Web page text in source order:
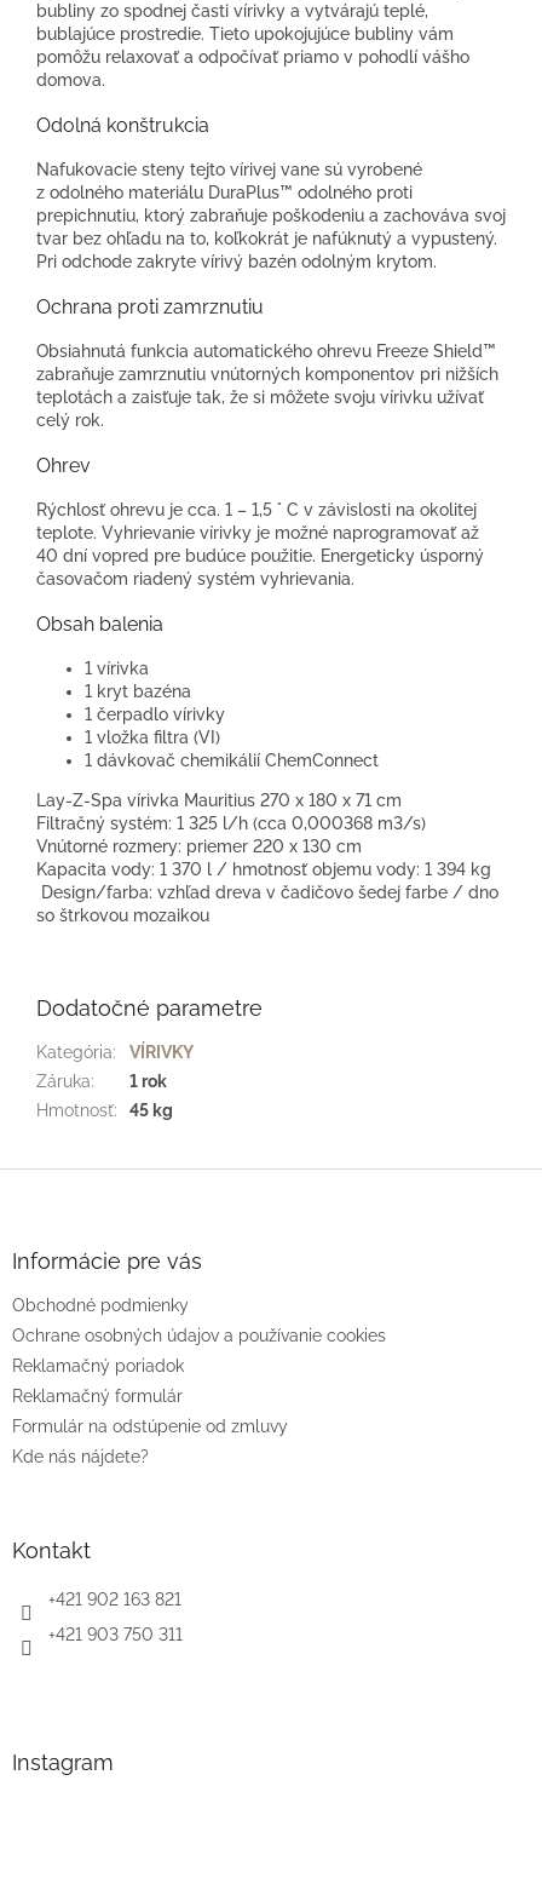
bubliny zo spodnej časti vírivky a vytvárajú teplé,
bublajúce prostredie. Tieto upokojujúce bubliny vám
pomôžu relaxovať a odpočívať priamo v pohodlí vášho
domova.
Odolná konštrukcia
Nafukovacie steny tejto vírivej vane sú vyrobené
z odolného materiálu DuraPlus™ odolného proti
prepichnutiu, ktorý zabraňuje poškodeniu a zachováva svoj
tvar bez ohľadu na to, koľkokrát je nafúknutý a vypustený.
Pri odchode zakryte vírivý bazén odolným krytom.
Ochrana proti zamrznutiu
Obsiahnutá funkcia automatického ohrevu Freeze Shield™
zabraňuje zamrznutiu vnútorných komponentov pri nižších
teplotách a zaisťuje tak, že si môžete svoju vírivku užívať
celý rok.
Ohrev
Rýchlosť ohrevu je cca. 1 – 1,5 ° C v závislosti na okolitej
teplote. Vyhrievanie vírivky je možné naprogramovať až
40 dní vopred pre budúce použitie. Energeticky úsporný
časovačom riadený systém vyhrievania.
Obsah balenia
1 vírivka
1 kryt bazéna
1 čerpadlo vírivky
1 vložka filtra (VI)
1 dávkovač chemikálií ChemConnect
Lay-Z-Spa vírivka Mauritius 270 x 180 x 71 cm
Filtračný systém: 1 325 l/h (cca 0,000368 m3/s)
Vnútorné rozmery: priemer 220 x 130 cm
Kapacita vody: 1 370 l / hmotnosť objemu vody: 1 394 kg
Design/farba: vzhľad dreva v čadičovo šedej farbe / dno
so štrkovou mozaikou
Dodatočné parametre
Kategória:
VÍRIVKY
Záruka:
1 rok
Hmotnosť: 45 kg
e
Informácie pre vás
Obchodné podmienky
Ochrane osobných údajov a používanie cookies
Reklamačný poriadok
Reklamačný formulár
Formulár na odstúpenie od zmluvy
Kde nás nájdete?
Kontakt
+421 902 163 821
+421 903 750 311
Instagram